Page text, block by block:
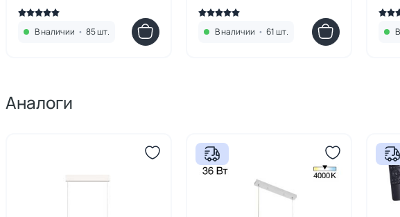
В наличии • 85 шт. В наличии • 61 шт.
Аналоги